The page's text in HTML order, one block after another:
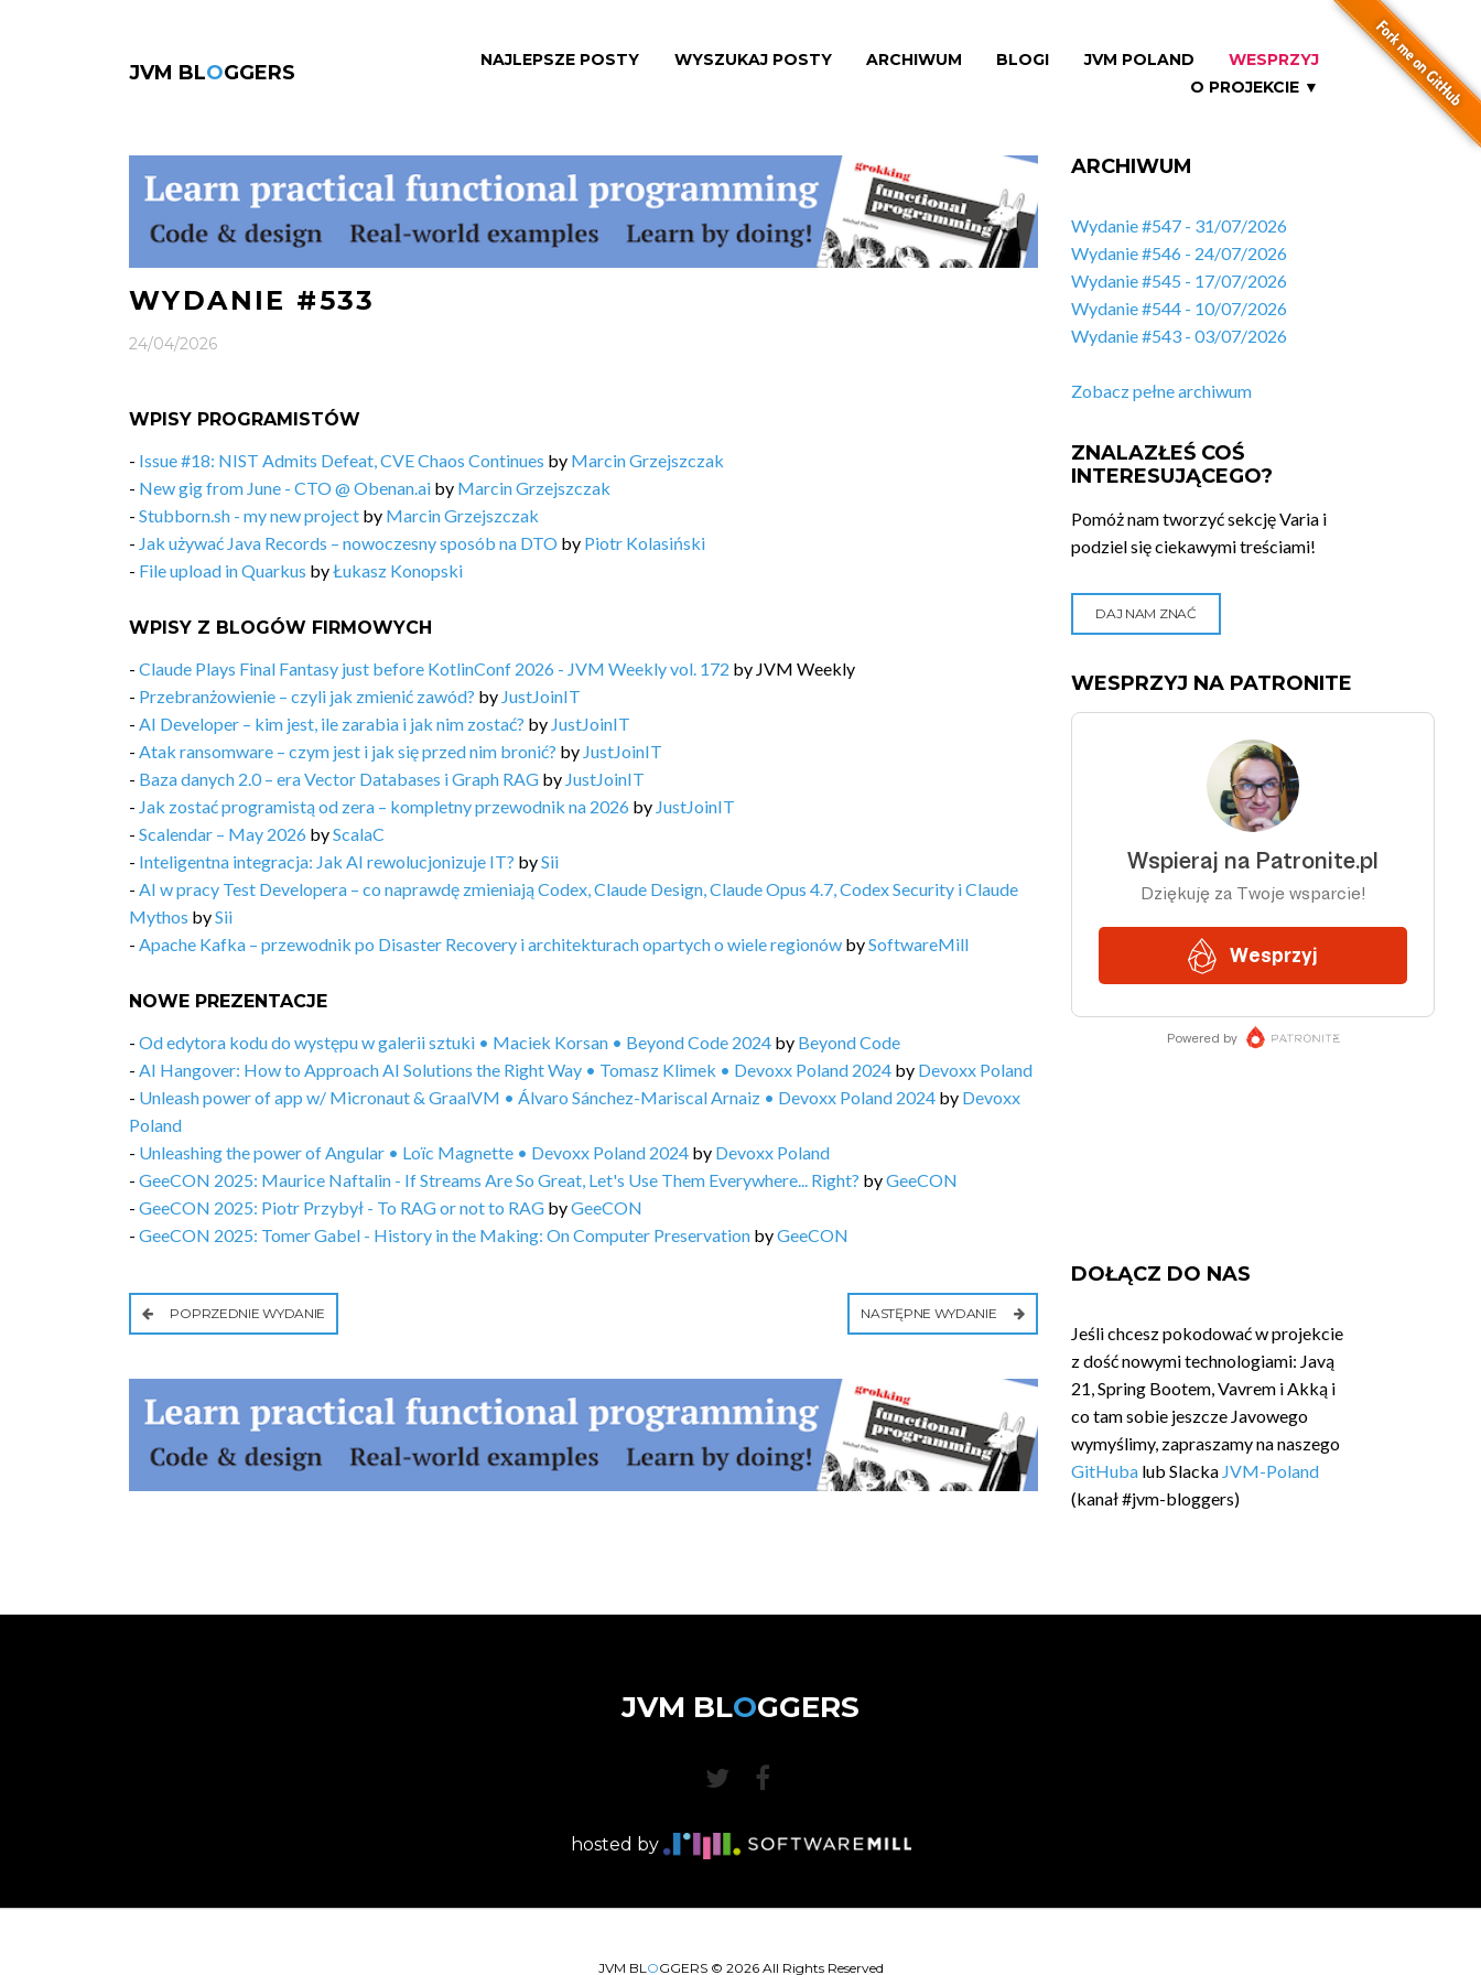
JVM BLOGGERS
NAJLEPSZE POSTY WYSZUKAJ POSTY ARCHIWUM BLOGI JVM POLAND
WESPRZYJ
O PROJEKCIE ▼
WYDANIE #533
24/04/2026
WPISY PROGRAMISTÓW
- Issue #18: NIST Admits Defeat, CVE Chaos Continues by Marcin Grzejszczak
- New gig from June - CTO @ Obenan.ai by Marcin Grzejszczak
- Stubborn.sh - my new project by Marcin Grzejszczak
- Jak używać Java Records – nowoczesny sposób na DTO by Piotr Kolasiński
- File upload in Quarkus byŁukasz Konopski
WPISY Z BLOGÓW FIRMOWYCH
- Claude Plays Final Fantasy just before KotlinConf 2026 - JVM Weekly vol. 172 by JVM Weekly
- Przebranżowienie – czyli jak zmienić zawód? by JustJoinIT
- AI Developer – kim jest, ile zarabia i jak nim zostać? by JustJoinIT
- Atak ransomware – czym jest i jak się przed nim bronić? by JustJoinIT
- Baza danych 2.0 – era Vector Databases i Graph RAG by JustJoinIT
- Jak zostać programistą od zera – kompletny przewodnik na 2026 by JustJoinIT
- Scalendar – May 2026 byScalaC
- Inteligentna integracja: Jak AI rewolucjonizuje IT? bySii
- AI w pracy Test Developera – co naprawdę zmieniają Codex, Claude Design, Claude Opus 4.7, Codex Security i Claude
Mythos bySii
- Apache Kafka – przewodnik po Disaster Recovery i architekturach opartych o wiele regionów bySoftwareMill
NOWE PREZENTACJE
- Od edytora kodu do występu w galerii sztuki • Maciek Korsan • Beyond Code 2024 by Beyond Code
- AI Hangover: How to Approach AI Solutions the Right Way • Tomasz Klimek • Devoxx Poland 2024 by Devoxx Poland
- Unleash power of app w/ Micronaut & GraalVM • Álvaro Sánchez-Mariscal Arnaiz • Devoxx Poland 2024 by Devoxx
Poland
- Unleashing the power of Angular • Loïc Magnette • Devoxx Poland 2024 by Devoxx Poland
- GeeCON 2025: Maurice Naftalin - If Streams Are So Great, Let's Use Them Everywhere... Right? byGeeCON
- GeeCON 2025: Piotr Przybył - To RAG or not to RAG byGeeCON
- GeeCON 2025: Tomer Gabel - History in the Making: On Computer Preservation byGeeCON
POPRZEDNIE WYDANIE NASTĘPNE WYDANIE
ARCHIWUM
Wydanie #547 - 31/07/2026
Wydanie #546 - 24/07/2026
Wydanie #545 - 17/07/2026
Wydanie #544 - 10/07/2026
Wydanie #543 - 03/07/2026
Zobacz pełne archiwum
ZNALAZŁEŚ COŚ
INTERESUJĄCEGO?
Pomóż nam tworzyć sekcję Varia i
podziel się ciekawymi treściami!
DAJ NAM ZNAĆ
WESPRZYJ NA PATRONITE
DOŁĄCZ DO NAS
Jeśli chcesz pokodować w projekcie
z dość nowymi technologiami: Javą
21, Spring Bootem, Vavrem i Akką i
co tam sobie jeszcze Javowego
wymyślimy, zapraszamy na naszego
GitHuba lub Slacka JVM-Poland
(kanał #jvm-bloggers)
JVM BLOGGERS
hosted by
JVM BLOGGERS © 2026All Rights Reserved